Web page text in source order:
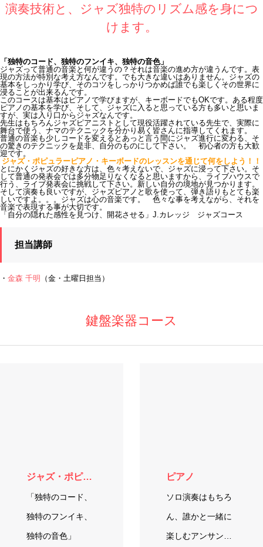
演奏技術と、ジャズ独特のリズム感を身につ
けます。
「独特のコード、独特のフンイキ、独特の音色」
ジャズって普通の音楽と何が違うの？それは音楽の進め方が違うんです。表
現の方法が特別な考え方なんです。でも大きな違いはありません。ジャズの
基本をしっかり学び、そのコツをしっかりつかめば誰でも楽しくその世界に
浸ることが出来るんです。
このコースは基本はピアノで学びますが、キーボードでもOKです。ある程度
ピアノの基本を学び、そして、ジャズに入ると思っている方も多いと思いま
すが、実は入り口からジャズなんです。
先生はもちろんジャズピアニストとして現役活躍されている先生で、実際に
舞台で使う、ナマのテクニックを分かり易く皆さんに指導してくれます。
普通の音楽も少しコードを変えるとあっと言う間にジャズ進行に変わる、そ
の驚きのテクニックを是非、自分のものにして下さい。 初心者の方も大歓
迎です。
ジャズ・ポピュラーピアノ・キーボードのレッスンを通じて何をしよう！！
とにかくジャズの好きな方は、色々考えないで、ジャズに浸って下さい。そ
して普通の発表会では多分物足りなくなると思いますから、ライブハウスで
行う、ライブ発表会に挑戦して下さい。新しい自分の境地が見つかります。
そして演奏も良いですが、ジャズピアノと歌を使って、弾き語りもとても楽
しいですよ。。。ジャズは心の音楽です。 色々な事を考えながら、それを
音楽で表現する事が大切です。
「自分の隠れた感性を見つけ、開花させる」J.カレッジ ジャズコース
担当講師
・ 金森 千明 （金・土曜日担当）
鍵盤楽器コース
ジャズ・ポピュラーピアノ・キーボード
「独特のコード、
独特のフンイキ、
独特の音色」
ピアノ
ソロ演奏はもちろ
ん、誰かと一緒に
楽しむアンサンブ